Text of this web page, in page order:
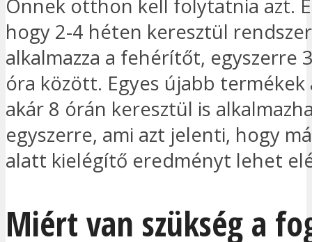
Önnek otthon kell folytatnia azt.
hogy 2-4 héten keresztül
alkalmazza a fehérítőt, egyszerre
óra között. Egyes újabb termékek
akár 8 órán keresztül is
egyszerre, ami azt jelenti, hogy
alatt kielégítő eredményt lehet
Miért van szükség a